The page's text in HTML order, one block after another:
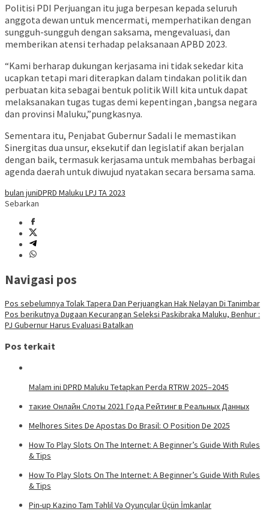
Politisi PDI Perjuangan itu juga berpesan kepada seluruh
anggota dewan untuk mencermati, memperhatikan dengan
sungguh-sungguh dengan saksama, mengevaluasi, dan
memberikan atensi terhadap pelaksanaan APBD 2023.
“Kami berharap dukungan kerjasama ini tidak sekedar kita
ucapkan tetapi mari diterapkan dalam tindakan politik dan
perbuatan kita sebagai bentuk politik Will kita untuk dapat
melaksanakan tugas tugas demi kepentingan ,bangsa negara
dan provinsi Maluku,”pungkasnya.
Sementara itu, Penjabat Gubernur Sadali Ie memastikan
Sinergitas dua unsur, eksekutif dan legislatif akan berjalan
dengan baik, termasuk kerjasama untuk membahas berbagai
agenda daerah untuk diwujud nyatakan secara bersama sama.
bulan juniDPRD Maluku LPJ TA 2023
Sebarkan
Navigasi pos
Pos sebelumnya Tolak Tapera Dan Perjuangkan Hak Nelayan Di Tanimbar
Pos berikutnya Dugaan Kecurangan Seleksi Paskibraka Maluku, Benhur :
PJ Gubernur Harus Evaluasi Batalkan
Pos terkait
Malam ini DPRD Maluku Tetapkan Perda RTRW 2025–2045
такие Онлайн Слоты 2021 Года Рейтинг в Реальных Данных
Melhores Sites De Apostas Do Brasil: O Position De 2025
How To Play Slots On The Internet: A Beginner’s Guide With Rules
& Tips
How To Play Slots On The Internet: A Beginner’s Guide With Rules
& Tips
Pin-up Kazino Tam Təhlil Və Oyunçular Üçün İmkanlar